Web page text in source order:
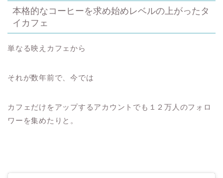
本格的なコーヒーを求め始めレベルの上がったタ
イカフェ
単なる映えカフェから
それが数年前で、今では
カフェだけをアップするアカウントでも１２万人のフォロ
ワーを集めたりと。